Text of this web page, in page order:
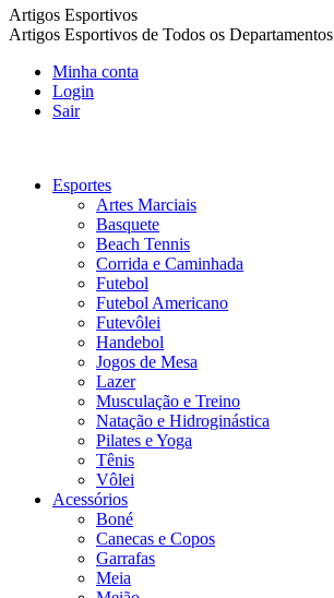
Artigos Esportivos
Artigos Esportivos de Todos os Departamentos
Minha conta
Login
Sair
Esportes
Artes Marciais
Basquete
Beach Tennis
Corrida e Caminhada
Futebol
Futebol Americano
Futevôlei
Handebol
Jogos de Mesa
Lazer
Musculação e Treino
Natação e Hidroginástica
Pilates e Yoga
Tênis
Vôlei
Acessórios
Boné
Canecas e Copos
Garrafas
Meia